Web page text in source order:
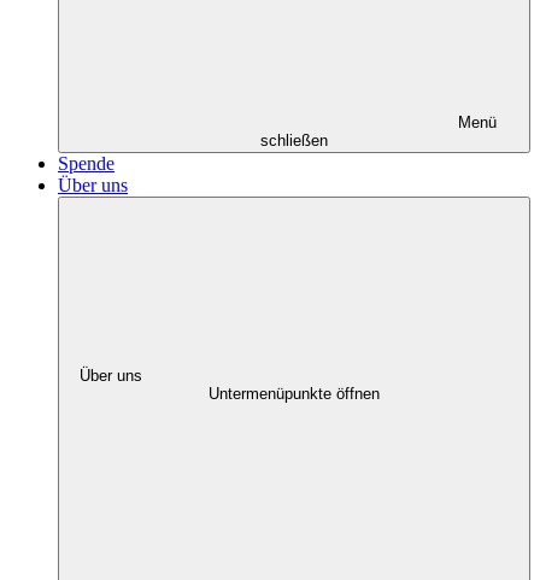
Menü
schließen
Spende
Über uns
Über uns
Untermenüpunkte öffnen